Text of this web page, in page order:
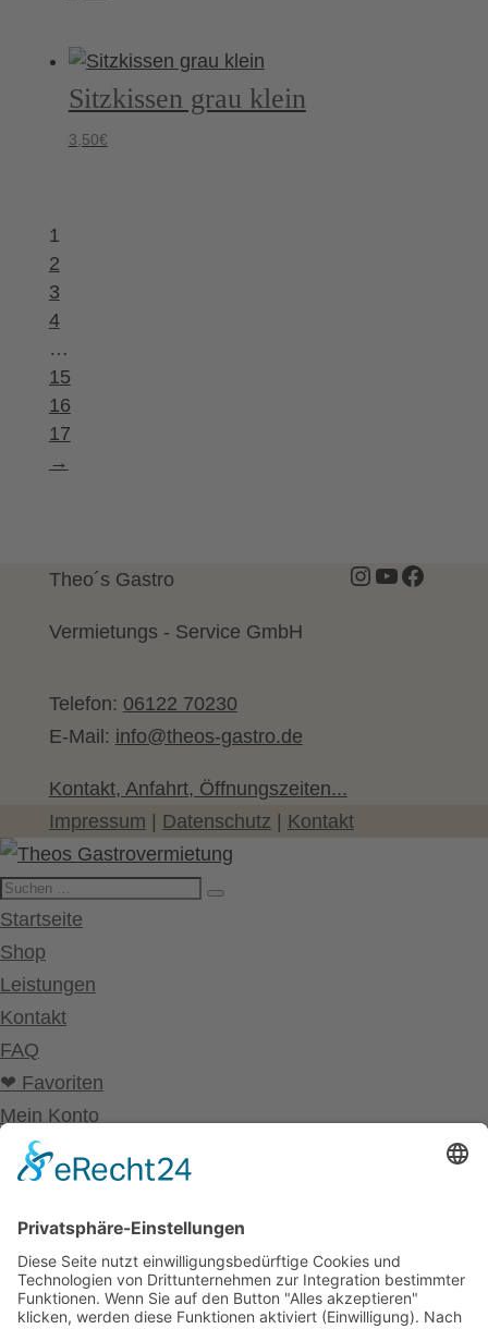
Sitzkissen grau klein
3,50€
1
2
3
4
…
15
16
17
→
Theo´s Gastro
Vermietungs - Service GmbH
Telefon: 06122 70230
E-Mail: info@theos-gastro.de
Kontakt, Anfahrt, Öffnungszeiten...
Instagram
YouTube
Impressum Datenschutz Kontakt
Startseite
Shop
Leistungen
Kontakt
FAQ
❤ Favoriten
Mein Konto
Betriebsferien